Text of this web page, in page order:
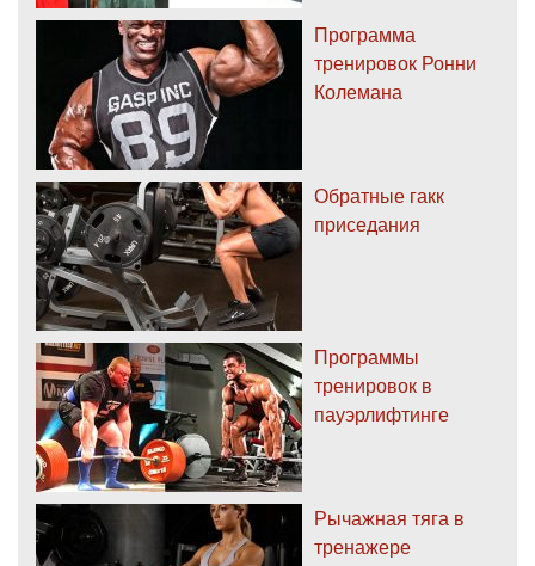
Программа
тренировок Ронни
Колемана
Обратные гакк
приседания
Программы
тренировок в
пауэрлифтинге
Рычажная тяга в
тренажере